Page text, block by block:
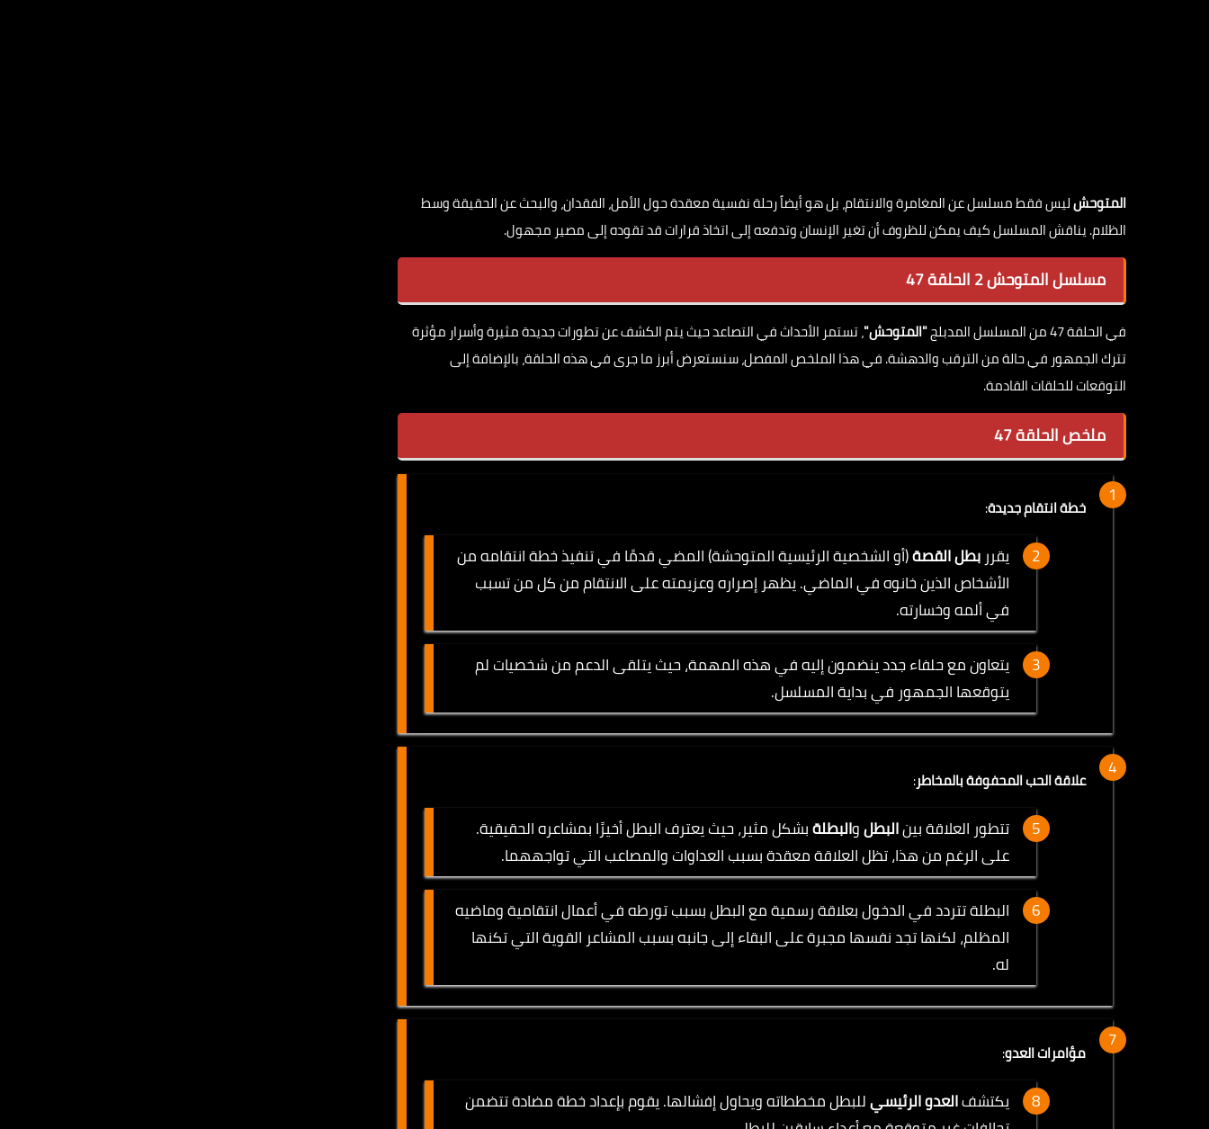
المتوحشليس فقط مسلسل عن المغامرة والانتقام، بل هو أيضاً رحلة نفسية معقدة حول الأمل، الفقدان، والبحث عن الحقيقة وسط
الظلام. يناقش المسلسل كيف يمكن للظروف أن تغير الإنسان وتدفعه إلى اتخاذ قرارات قد تقوده إلى مصير مجهول.
مسلسل المتوحش 2 الحلقة 47
في الحلقة 47 من المسلسل المدبلج "المتوحش"، تستمر الأحداث في التصاعد حيث يتم الكشف عن تطورات جديدة مثيرة وأسرار مؤثرة
تترك الجمهور في حالة من الترقب والدهشة. في هذا الملخص المفصل، سنستعرض أبرز ما جرى في هذه الحلقة، بالإضافة إلى
التوقعات للحلقات القادمة.
ملخص الحلقة 47
خطة انتقام جديدة:
يقرربطل القصة(أو الشخصية الرئيسية المتوحشة) المضي قدمًا في تنفيذ خطة انتقامه من
الأشخاص الذين خانوه في الماضي. يظهر إصراره وعزيمته على الانتقام من كل من تسبب
في ألمه وخسارته.
يتعاون مع حلفاء جدد ينضمون إليه في هذه المهمة، حيث يتلقى الدعم من شخصيات لم
يتوقعها الجمهور في بداية المسلسل.
علاقة الحب المحفوفة بالمخاطر:
تتطور العلاقة بينالبطلوالبطلةبشكل مثير، حيث يعترف البطل أخيرًا بمشاعره الحقيقية.
على الرغم من هذا، تظل العلاقة معقدة بسبب العداوات والمصاعب التي تواجههما.
البطلة تتردد في الدخول بعلاقة رسمية مع البطل بسبب تورطه في أعمال انتقامية وماضيه
المظلم، لكنها تجد نفسها مجبرة على البقاء إلى جانبه بسبب المشاعر القوية التي تكنها
له.
مؤامرات العدو:
يكتشفالعدو الرئيسيللبطل مخططاته ويحاول إفشالها. يقوم بإعداد خطة مضادة تتضمن